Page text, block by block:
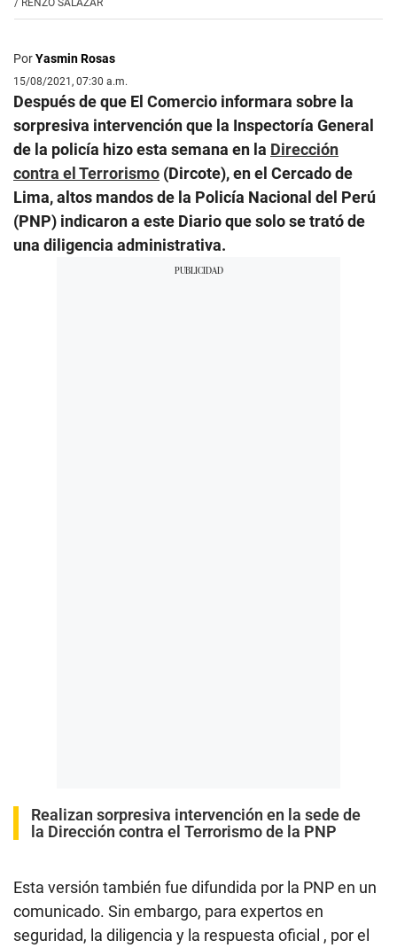
PorYasmin Rosas
15/08/2021, 07:30 a.m.
Después de que El Comercio informara sobre la
sorpresiva intervención que la Inspectoría General
de la policía hizo esta semana en la Dirección
contra el Terrorismo (Dircote), en el Cercado de
Lima, altos mandos de la Policía Nacional del Perú
(PNP) indicaron a este Diario que solo se trató de
una diligencia administrativa.
Realizan sorpresiva intervención en la sede de
la Dirección contra el Terrorismo de la PNP
Esta versión también fue difundida por la PNP en un
comunicado. Sin embargo, para expertos en
seguridad, la diligencia y la respuesta oficial , por el